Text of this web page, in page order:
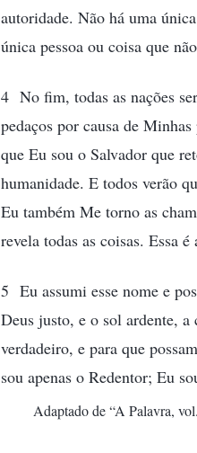
autoridade. Não há uma
única pessoa ou coisa que
4 No fim, todas as nações
pedaços por causa de
que Eu sou o Salvador que
humanidade. E todos verão
Eu também Me torno as
revela todas as coisas. Essa
5 Eu assumi esse nome e
Deus justo, e o sol ardente,
verdadeiro, e para que
sou apenas o Redentor; Eu
Adaptado de “A Palavra,